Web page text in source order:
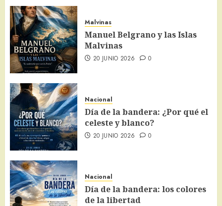
Malvinas
Manuel Belgrano y las Islas
Malvinas
20 JUNIO 2026 0
Nacional
Día de la bandera: ¿Por qué el
celeste y blanco?
20 JUNIO 2026 0
Nacional
Día de la bandera: los colores
de la libertad